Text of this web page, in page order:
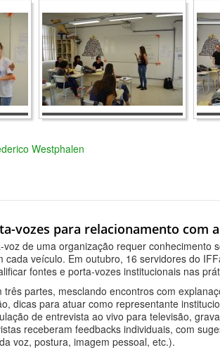
Westphalen
vozes para relacionamento com
de uma organização requer
cada veículo. Em outubro, 16 servidores do
fontes e porta-vozes institucionais nas
três partes, mesclando encontros com
dicas para atuar como representante
de entrevista ao vivo para televisão,
receberam feedbacks individuais, com
voz, postura, imagem pessoal, etc.).